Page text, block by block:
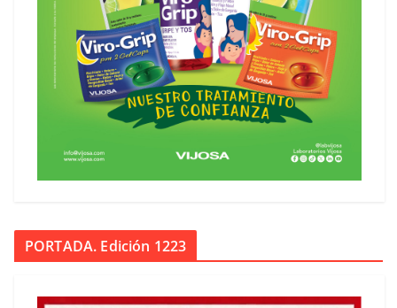
PORTADA. Edición 1223